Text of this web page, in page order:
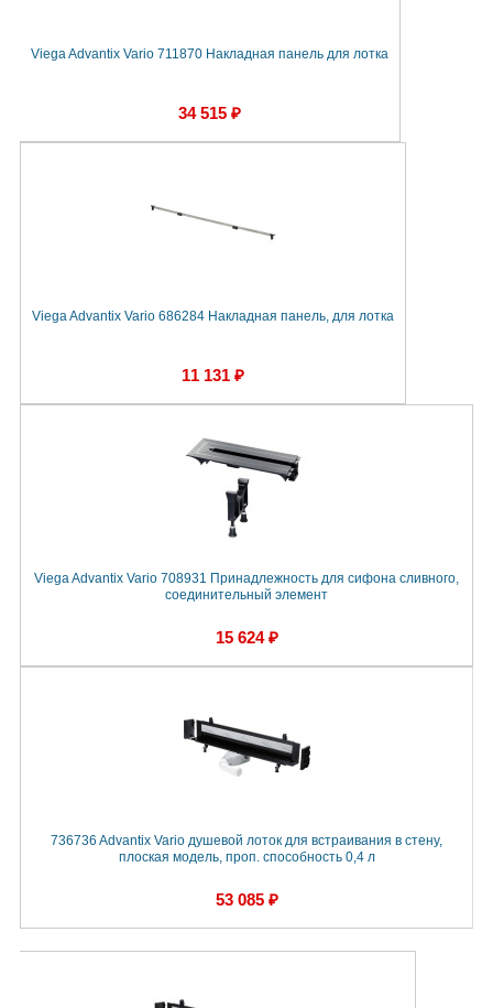
Viega Advantix Vario 711870 Накладная панель для лотка
34 515 ₽
Viega Advantix Vario 686284 Накладная панель, для лотка
11 131 ₽
Viega Advantix Vario 708931 Принадлежность для сифона сливного,
соединительный элемент
15 624 ₽
736736 Advantix Vario душевой лоток для встраивания в стену,
плоская модель, проп. способность 0,4 л
53 085 ₽